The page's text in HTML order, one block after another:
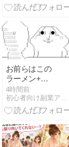
お前らはこの
ラーメン+半
チャーハン
+餃子にいく
ら払える？
4時間前